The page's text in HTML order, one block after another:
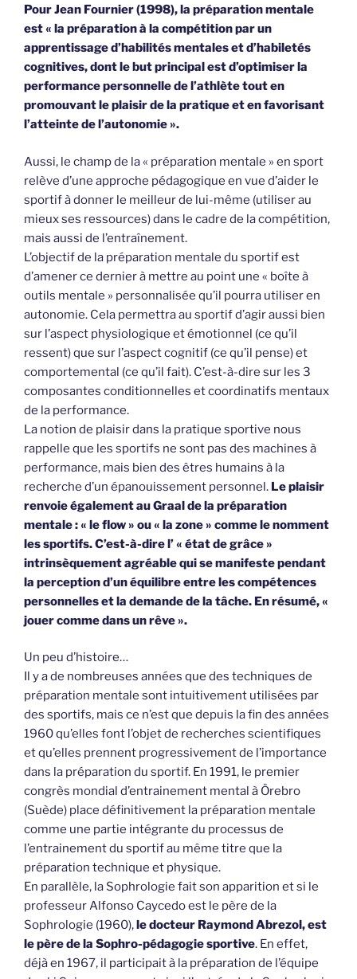
Pour Jean Fournier (1998), la préparation mentale
est « la préparation à la compétition par un
apprentissage d’habilités mentales et d’habiletés
cognitives, dont le but principal est d’optimiser la
performance personnelle de l’athlète tout en
promouvant le plaisir de la pratique et en favorisant
l’atteinte de l’autonomie ».
Aussi, le champ de la « préparation mentale » en sport
relève d’une approche pédagogique en vue d’aider le
sportif à donner le meilleur de lui-même (utiliser au
mieux ses ressources) dans le cadre de la compétition,
mais aussi de l’entraînement.
L’objectif de la préparation mentale du sportif est
d’amener ce dernier à mettre au point une « boîte à
outils mentale » personnalisée qu’il pourra utiliser en
autonomie. Cela permettra au sportif d’agir aussi bien
sur l’aspect physiologique et émotionnel (ce qu’il
ressent) que sur l’aspect cognitif (ce qu’il pense) et
comportemental (ce qu’il fait). C’est-à-dire sur les 3
composantes conditionnelles et coordinatifs mentaux
de la performance.
La notion de plaisir dans la pratique sportive nous
rappelle que les sportifs ne sont pas des machines à
performance, mais bien des êtres humains à la
recherche d’un épanouissement personnel. Le plaisir
renvoie également au Graal de la préparation
mentale : « le flow » ou « la zone » comme le nomment
les sportifs. C’est-à-dire l’ « état de grâce »
intrinsèquement agréable qui se manifeste pendant
la perception d’un équilibre entre les compétences
personnelles et la demande de la tâche. En résumé, «
jouer comme dans un rêve ».
Un peu d’histoire…
Il y a de nombreuses années que des techniques de
préparation mentale sont intuitivement utilisées par
des sportifs, mais ce n’est que depuis la fin des années
1960 qu’elles font l’objet de recherches scientifiques
et qu’elles prennent progressivement de l’importance
dans la préparation du sportif. En 1991, le premier
congrès mondial d’entrainement mental à Örebro
(Suède) place définitivement la préparation mentale
comme une partie intégrante du processus de
l’entrainement du sportif au même titre que la
préparation technique et physique.
En parallèle, la Sophrologie fait son apparition et si le
professeur Alfonso Caycedo est le père de la
Sophrologie (1960),le docteur Raymond Abrezol, est
le père de la Sophro-pédagogie sportive. En effet,
déjà en 1967, il participait à la préparation de l’équipe